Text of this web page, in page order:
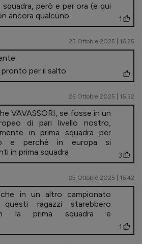
però e per ora (e qui
ancora qualcuno.
1
25 Ottobre 2025 | 16.25
per il salto
25 Ottobre 2025 | 16.32
VAVASSORI, se fosse in un
di pari livello nostro,
in prima squadra per
e perchè in europa si
in prima squadra
3
25 Ottobre 2025 | 16.42
in un altro campionato
ragazzi starebbero
la prima squadra e
1